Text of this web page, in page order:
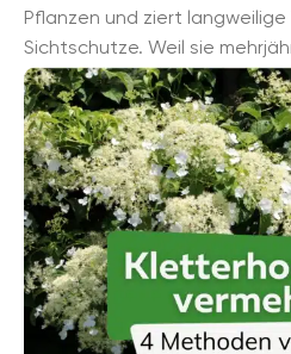
Pflanzen und ziert
Sichtschutze. Weil sie
wachsen kann und als robust